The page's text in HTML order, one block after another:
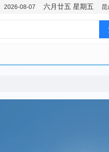
2026-08-07 六月廿五 星期五 昆